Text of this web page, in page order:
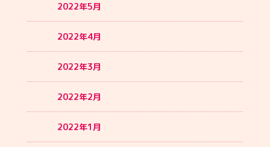
2022年5月
2022年4月
2022年3月
2022年2月
2022年1月